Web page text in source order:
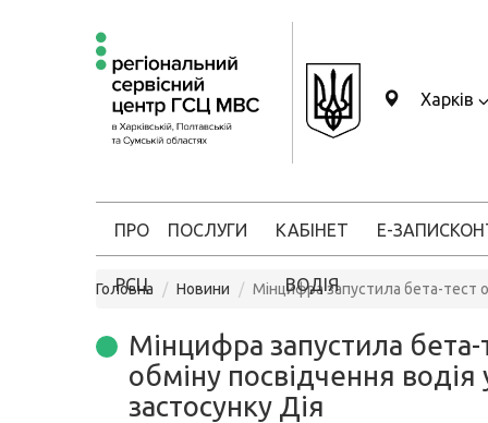
Харків
ПРО
РСЦ
ПОСЛУГИ КАБІНЕТ
ВОДІЯ
Е-ЗАПИС
Головна Новини Мінцифра запустила бета-тест
Мінцифра запустила бета-
обміну посвідчення водія
застосунку Дія